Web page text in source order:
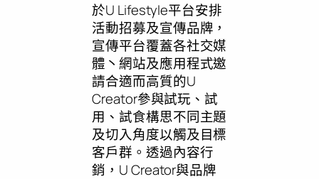
於U Lifestyle平台安排
活動招募及宣傳品牌，
宣傳平台覆蓋各社交媒
體丶網站及應用程式邀
請合適而高質的U
Creator參與試玩、試
用、試食構思不同主題
及切入角度以觸及目標
客戶群。透過內容行
銷，U Creator與品牌